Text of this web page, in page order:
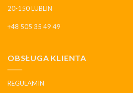
20-150 LUBLIN
+48 505 35 49 49
OBSŁUGA KLIENTA
REGULAMIN